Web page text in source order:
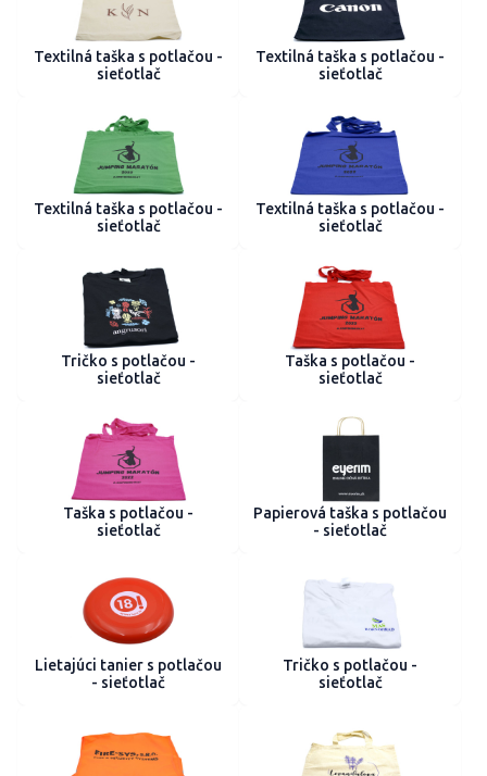
Textilná taška s potlačou -
sieťotlač
Textilná taška s potlačou -
sieťotlač
Textilná taška s potlačou -
sieťotlač
Textilná taška s potlačou -
sieťotlač
Tričko s potlačou -
sieťotlač
Taška s potlačou -
sieťotlač
Taška s potlačou -
sieťotlač
Papierová taška s potlačou
- sieťotlač
Lietajúci tanier s potlačou
- sieťotlač
Tričko s potlačou -
sieťotlač